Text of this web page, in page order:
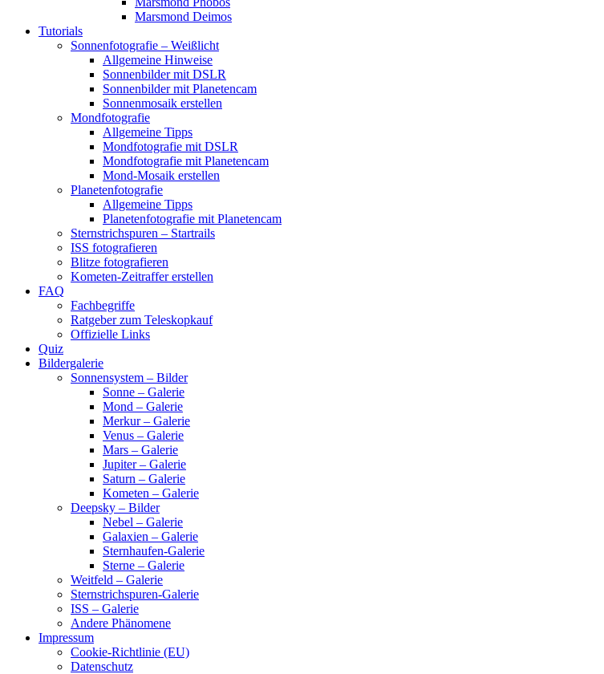
Marsmond Deimos
Tutorials
Sonnenfotografie – Weißlicht
Allgemeine Hinweise
Sonnenbilder mit DSLR
Sonnenbilder mit Planetencam
Sonnenmosaik erstellen
Mondfotografie
Allgemeine Tipps
Mondfotografie mit DSLR
Mondfotografie mit Planetencam
Mond-Mosaik erstellen
Planetenfotografie
Allgemeine Tipps
Planetenfotografie mit Planetencam
Sternstrichspuren – Startrails
ISS fotografieren
Blitze fotografieren
Kometen-Zeitraffer erstellen
FAQ
Fachbegriffe
Ratgeber zum Teleskopkauf
Offizielle Links
Quiz
Bildergalerie
Sonnensystem – Bilder
Sonne – Galerie
Mond – Galerie
Merkur – Galerie
Venus – Galerie
Mars – Galerie
Jupiter – Galerie
Saturn – Galerie
Kometen – Galerie
Deepsky – Bilder
Nebel – Galerie
Galaxien – Galerie
Sternhaufen-Galerie
Sterne – Galerie
Weitfeld – Galerie
Sternstrichspuren-Galerie
ISS – Galerie
Andere Phänomene
Impressum
Cookie-Richtlinie (EU)
Datenschutz